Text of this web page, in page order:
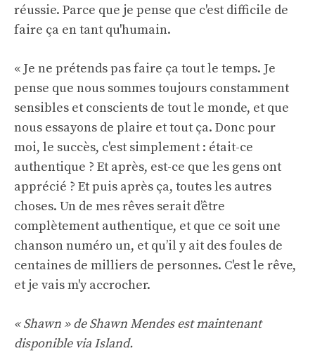
réussie. Parce que je pense que c'est difficile de
faire ça en tant qu'humain.
« Je ne prétends pas faire ça tout le temps. Je
pense que nous sommes toujours constamment
sensibles et conscients de tout le monde, et que
nous essayons de plaire et tout ça. Donc pour
moi, le succès, c'est simplement : était-ce
authentique ? Et après, est-ce que les gens ont
apprécié ? Et puis après ça, toutes les autres
choses. Un de mes rêves serait d’être
complètement authentique, et que ce soit une
chanson numéro un, et qu’il y ait des foules de
centaines de milliers de personnes. C'est le rêve,
et je vais m'y accrocher.
« Shawn » de Shawn Mendes est maintenant
disponible via Island.